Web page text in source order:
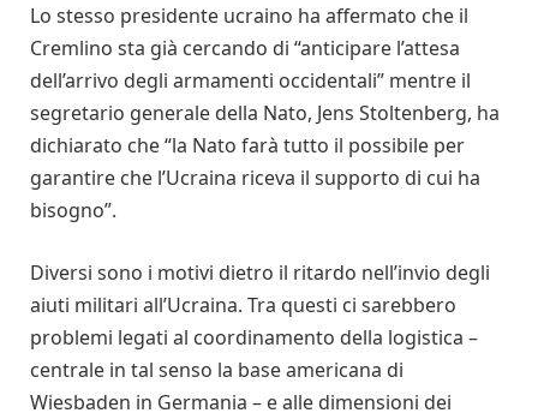
Lo stesso presidente ucraino ha affermato che il
Cremlino sta già cercando di “anticipare l’attesa
dell’arrivo degli armamenti occidentali” mentre il
segretario generale della Nato, Jens Stoltenberg, ha
dichiarato che “la Nato farà tutto il possibile per
garantire che l’Ucraina riceva il supporto di cui ha
bisogno”.
Diversi sono i motivi dietro il ritardo nell’invio degli
aiuti militari all’Ucraina. Tra questi ci sarebbero
problemi legati al coordinamento della logistica –
centrale in tal senso la base americana di
Wiesbaden in Germania – e alle dimensioni dei